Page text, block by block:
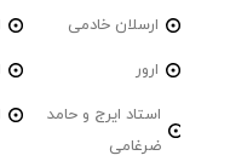
ارسلان خادمی
ارور
استاد ایرج و حامد
ضرغامی